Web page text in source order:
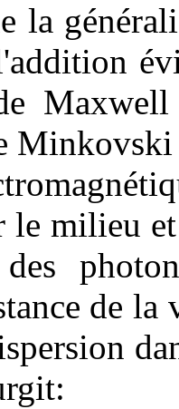
la
le milieu
de la